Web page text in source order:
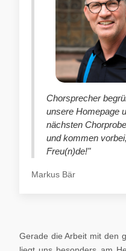
Chorsprecher
unsere Homepage
nächsten
und kommen
Freu(n)de!"
Markus Bär
Gerade die Arbeit mit den